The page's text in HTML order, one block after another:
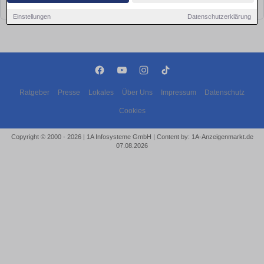
Einstellungen Datenschutzerklärung
bald wieder vorbei!
Ratgeber Presse Lokales Über Uns Impressum Datenschutz
Cookies
Copyright © 2000 - 2026 | 1A Infosysteme GmbH | Content by: 1A-Anzeigenmarkt.de
07.08.2026